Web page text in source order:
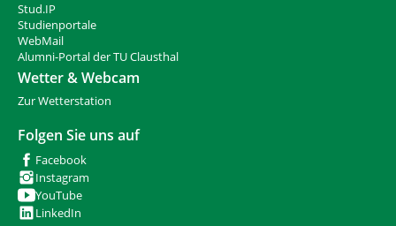
Stud.IP
Studienportale
WebMail
Alumni-Portal der TU Clausthal
Wetter & Webcam
Zur Wetterstation
Folgen Sie uns auf
Facebook
Instagram
YouTube
LinkedIn